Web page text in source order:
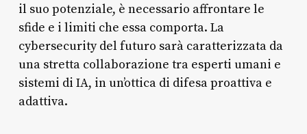
il suo potenziale, è necessario affrontare le
sfide e i limiti che essa comporta. La
cybersecurity del futuro sarà caratterizzata da
una stretta collaborazione tra esperti umani e
sistemi di IA, in un’ottica di difesa proattiva e
adattiva.